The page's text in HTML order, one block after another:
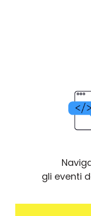
gli eventi